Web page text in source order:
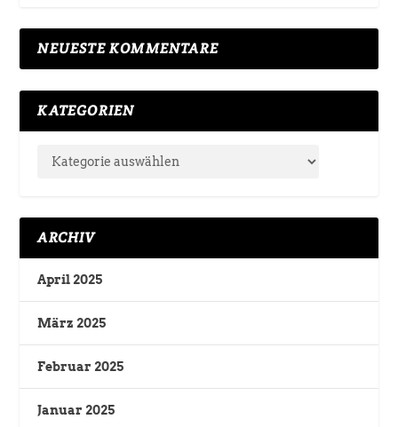
NEUESTE KOMMENTARE
KATEGORIEN
ARCHIV
April 2025
März 2025
Februar 2025
Januar 2025